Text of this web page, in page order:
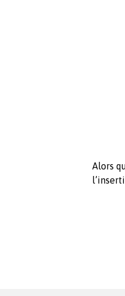
Alors